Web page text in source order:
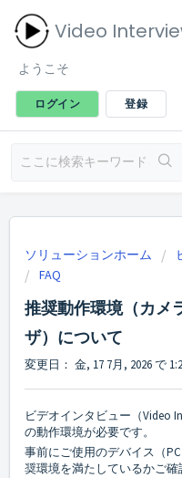
Video
ようこそ
ログイン 登録
ソリューションホーム
FAQ
推奨動作環境（カメ
ザ）について
変更日： 金, 17 7月, 2026 で
ビデオインタビュー（Video
の動作環境が必要です。
事前にご使用のデバイス（
奨環境を満たしているかご確